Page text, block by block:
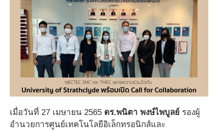
เมื่อวันที่ 27 เมษายน 2565 ดร.พนิตา พงษ์ไพบูลย์ รองผู้
อำนวยการศูนย์เทคโนโลยีอิเล็กทรอนิกส์และ